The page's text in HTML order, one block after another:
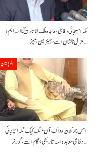
مکہ اسیجائی دفاعی معاہدہ ملک انا تاریخ نا اسہ اہم ءُ
مزل نا نشان اسے، چیئرمین پیپلز…
بلوچستان
امن نا رکھ بیرہ واک آن مننگ کیک‘ مکہ اسیجائی
دفاعی معاہدہ اسہ تاریخی ءُ گام اسے،گورنر…